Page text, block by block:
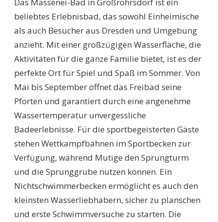
beliebtes Erlebnisbad, das sowohl Einheimische
als auch Besucher aus Dresden und Umgebung
anzieht. Mit einer großzügigen Wasserfläche, die
Aktivitäten für die ganze Familie bietet, ist es der
perfekte Ort für Spiel und Spaß im Sommer. Von
Mai bis September öffnet das Freibad seine
Pforten und garantiert durch eine angenehme
Wassertemperatur unvergessliche
Badeerlebnisse. Für die sportbegeisterten Gäste
stehen Wettkampfbahnen im Sportbecken zur
Verfügung, während Mutige den Sprungturm
und die Sprunggrube nutzen können. Ein
Nichtschwimmerbecken ermöglicht es auch den
kleinsten Wasserliebhabern, sicher zu planschen
und erste Schwimmversuche zu starten. Die